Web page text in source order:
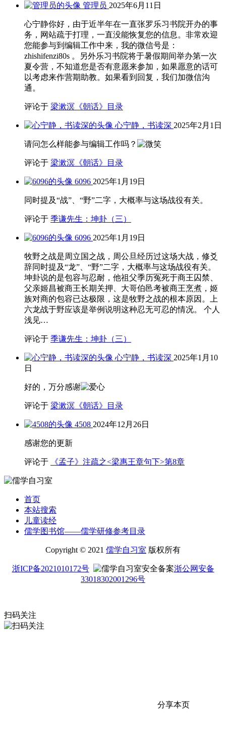
管理员 2025年6月11日
心宁静你好，由于近半年在一直张罗乐习书院开办的事
务，网站疏于打理，一直没能恢复您的信息。非常欢迎
您能参与到编辑工作中来，我的微信号是：
zhishifenzi80s 。另外乐习书院将于暑假期间举办第一次
夏令营，不知道您是否有意愿来参加，如果愿意的话可
以考虑来作营期助教。如果看到回复，我们加微信沟
通。
评论于 梁漱溟《朝话》目录
心宁静，书读深 2025年2月1日
请问怎么样能参与编辑工作吗？
评论于 梁漱溟《朝话》目录
6096 2025年1月19日
同时提及“战”、“野”二字，大概率与这场战役有关。
评论于 季谦先生：坤卦（三）
6096 2025年1月19日
牧野之战是周立国之战，周公旦经历过这场大战，修爻
辞同时提及“龙”、“野”二字，大概率与这场战役有关。
坤卦说的是包容与忍耐，他祖父季历冤死于商王囚禁、
父亲姬昌被商王长期关押、大哥伯邑考被商王烹煮，姬
族对商的包容已达极限，这是牧野之战的根本原因。上
六龙战于野应该是举例说明这种忍无可忍的情况。 个人
浅见…
评论于 季谦先生：坤卦（三）
心宁静，书读深 2025年1月10
日
好的，万分感谢
评论于 梁漱溟《朝话》目录
4508 2024年12月26日
感谢您的更新
评论于 《孟子》注疏之<梁惠王章句下>第8章
首页
本站搜索
儿童读经
儒学图书馆——儒学研修参考目录
Copyright © 2021 儒学自习室 版权所有
浙ICP备2021010172号
浙公网安备
33018302001296号
扫码关注
分享本页